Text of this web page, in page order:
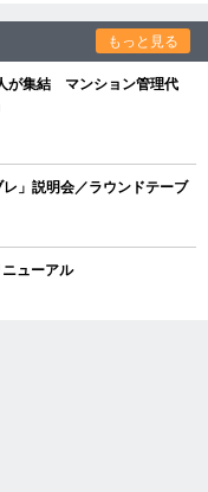
もっと見る
が集結 マンション管理代
」説明会／ラウンドテーブ
ューアル